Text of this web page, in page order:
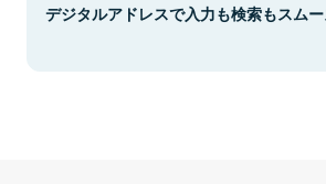
デジタルアドレスで入力も検索もスムー